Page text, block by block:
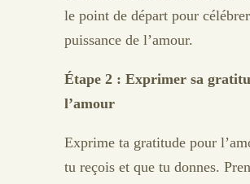
le point de départ pour
puissance de l’amour.
Étape 2 : Exprimer sa
l’amour
Exprime ta gratitude pour
tu reçois et que tu donnes.